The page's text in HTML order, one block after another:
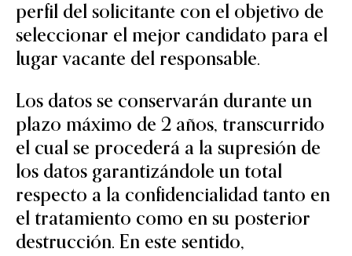
perfil del solicitante con el objetivo de
seleccionar el mejor candidato para el
lugar vacante del responsable.
Los datos se conservarán durante un
plazo máximo de 2 años, transcurrido
el cual se procederá a la supresión de
los datos garantizándole un total
respecto a la confidencialidad tanto en
el tratamiento como en su posterior
destrucción. En este sentido,